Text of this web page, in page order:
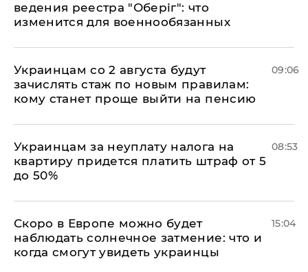
ведения реестра "Оберіг": что
изменится для военнообязанных
Украинцам со 2 августа будут
зачислять стаж по новым правилам:
кому станет проще выйти на пенсию
09:06
Украинцам за неуплату налога на
квартиру придется платить штраф от 5
до 50%
08:53
Скоро в Европе можно будет
наблюдать солнечное затмение: что и
когда смогут увидеть украинцы
15:04